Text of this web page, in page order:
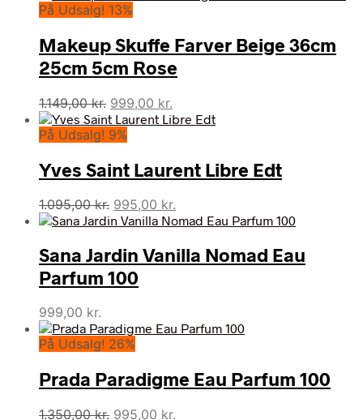
På Udsalg! 13%
Makeup Skuffe Farver Beige 36cm
25cm 5cm Rose
1.149,00kr. Den
oprindelige
pris
1.149,00 kr..
999,00 kr.
aktuelle
999,00 kr..
På Udsalg! 9%
Yves Saint Laurent Libre Edt
1.095,00kr. Den
oprindelige
var:
1.095,00 kr..
995,00 kr.
aktuelle
er:
995,00 kr..
Sana Jardin Vanilla Nomad Eau
Parfum 100
999,00 kr.
På Udsalg! 26%
Prada Paradigme Eau Parfum 100
1.350,00kr. Den
995,00 kr.